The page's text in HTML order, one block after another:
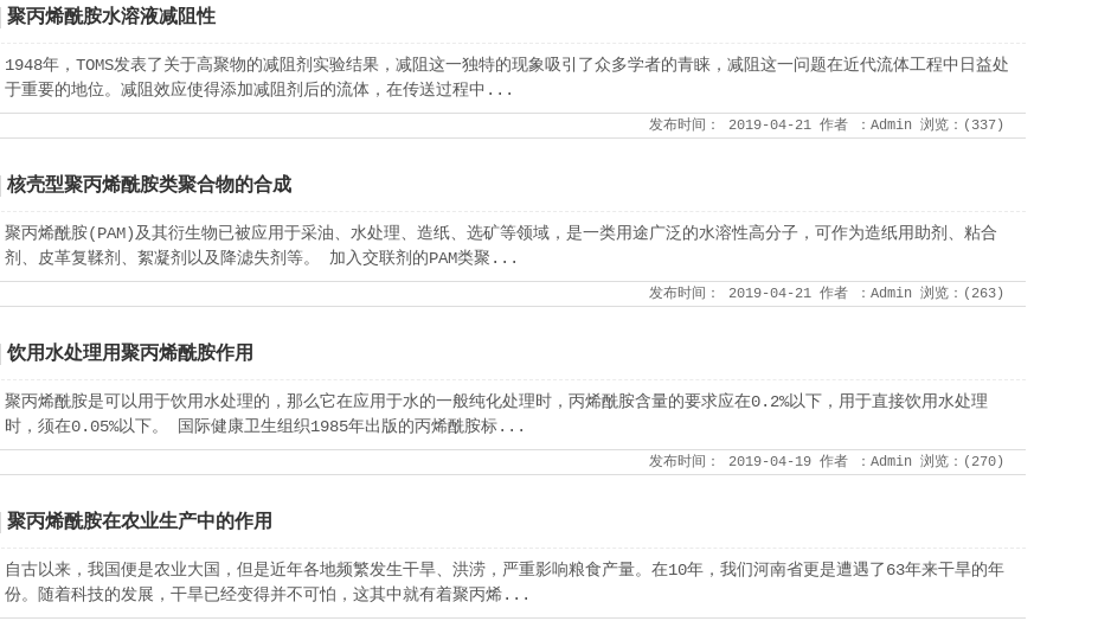
聚丙烯酰胺水溶液减阻性
1948年，TOMS发表了关于高聚物的减阻剂实验结果，减阻这一独特的现象吸引了众多学者的青睐，减阻这一问题在近代流体工程中日益处
于重要的地位。减阻效应使得添加减阻剂后的流体，在传送过程中...
发布时间： 2019-04-21 作者 ：Admin 浏览：( 337 )
核壳型聚丙烯酰胺类聚合物的合成
聚丙烯酰胺(PAM)及其衍生物已被应用于采油、水处理、造纸、选矿等领域，是一类用途广泛的水溶性高分子，可作为造纸用助剂、粘合
剂、皮革复鞣剂、絮凝剂以及降滤失剂等。 加入交联剂的PAM类聚...
发布时间： 2019-04-21 作者 ：Admin 浏览：( 263 )
饮用水处理用聚丙烯酰胺作用
聚丙烯酰胺是可以用于饮用水处理的，那么它在应用于水的一般纯化处理时，丙烯酰胺含量的要求应在0.2%以下，用于直接饮用水处理
时，须在0.05%以下。 国际健康卫生组织1985年出版的丙烯酰胺标...
发布时间： 2019-04-19 作者 ：Admin 浏览：( 270 )
聚丙烯酰胺在农业生产中的作用
自古以来，我国便是农业大国，但是近年各地频繁发生干旱、洪涝，严重影响粮食产量。在10年，我们河南省更是遭遇了63年来干旱的年
份。随着科技的发展，干旱已经变得并不可怕，这其中就有着聚丙烯...